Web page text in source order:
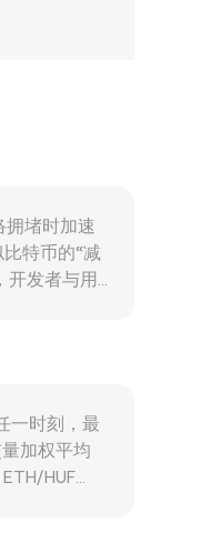
拥堵时加速
特币的“减
开发者与用
MiCA 框架
鲸鱼）净
一时刻，最
加权平均
HUF
的